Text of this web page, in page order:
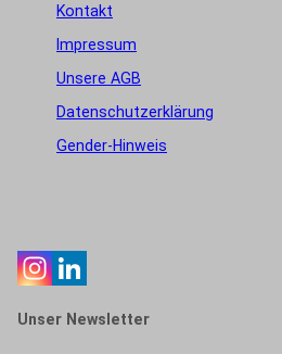
Kontakt
Impressum
Unsere AGB
Datenschutzerklärung
Gender-Hinweis
Unser Newsletter